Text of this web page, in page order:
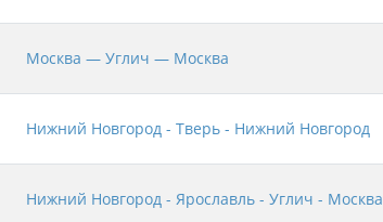
Москва — Углич — Москва
Нижний Новгород - Тверь - Нижний Новгород
Нижний Новгород - Ярославль - Углич - Москва